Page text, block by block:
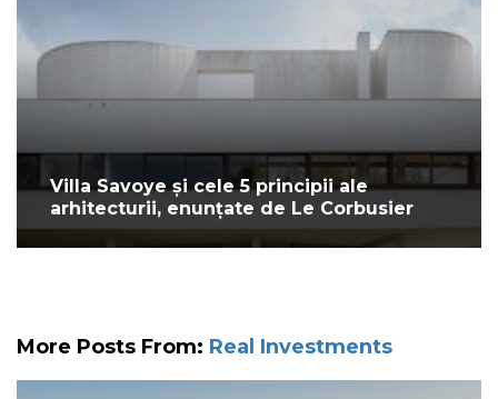
Villa Savoye și cele 5 principii ale
arhitecturii, enunțate de Le Corbusier
More Posts From: Real Investments